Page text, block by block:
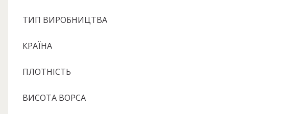
ТИП ВИРОБНИЦТВА
КРАЇНА
ПЛОТНІСТЬ
ВИСОТА ВОРСА